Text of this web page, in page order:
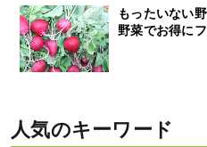
もったいない
野菜でお得に
人気のキーワード